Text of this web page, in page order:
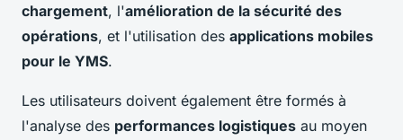
chargement, l'amélioration de la sécurité des
opérations, et l'utilisation des applications mobiles
pour le YMS.
Les utilisateurs doivent également être formés à
l'analyse des performances logistiques au moyen